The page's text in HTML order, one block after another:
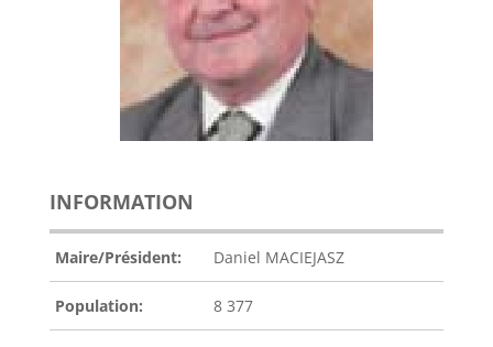
INFORMATION
Maire/Président: Daniel MACIEJASZ
Population: 8 377